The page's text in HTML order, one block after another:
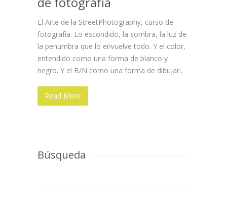
El Arte de la StreetPhotography, curso de
fotografía. Lo escondido, la sombra, la luz de
la penumbra que lo envuelve todo. Y el color,
entendido como una forma de blanco y
negro. Y el B/N como una forma de dibujar..
Read More
Búsqueda